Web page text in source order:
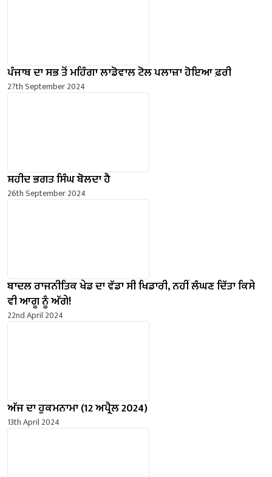
ਪੰਜਾਬ ਦਾ ਸਭ ਤੋਂ ਮਹਿੰਗਾ ਲਾਡੋਵਾਲ ਟੋਲ ਪਲਾਜ਼ਾ ਹੋਇਆ ਫ਼ਰੀ
27th September 2024
ਸ਼ਹੀਦ ਭਗਤ ਸਿੰਘ ਬੋਲਦਾ ਹੈ
26th September 2024
ਬਾਦਲ ਰਾਜਨੀਤਿਕ ਖੇਡ ਦਾ ਵੱਡਾ ਸੀ ਖਿਡਾਰੀ, ਨਹੀਂ ਲੰਘਣ ਦਿੱਤਾ ਕਿਸੇ
ਵੀ ਆਗੂ ਨੂੰ ਅੱਗੇ!
22nd April 2024
ਅੱਜ ਦਾ ਹੁਕਮਨਾਮਾ (12 ਅਪ੍ਰੈਲ 2024)
13th April 2024